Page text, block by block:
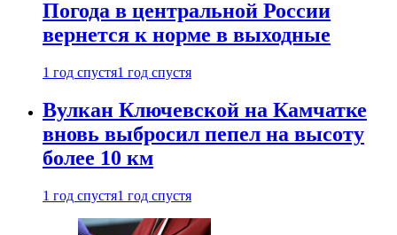
Погода в центральной России
вернется к норме в выходные
1 год спустя1 год спустя
Вулкан Ключевской на Камчатке
вновь выбросил пепел на высоту
более 10 км
1 год спустя1 год спустя